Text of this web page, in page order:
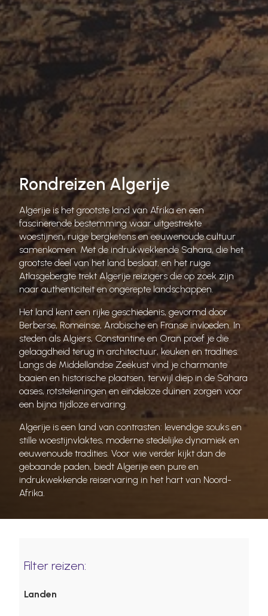
Rondreizen Algerije
Algerije is het grootste land van Afrika en een
fascinerende bestemming waar uitgestrekte
woestijnen, ruige bergketens en eeuwenoude cultuur
samenkomen. Met de indrukwekkende Sahara, die het
grootste deel van het land beslaat, en het ruige
Atlasgebergte trekt Algerije reizigers die op zoek zijn
naar authenticiteit en ongerepte landschappen.
Het land kent een rijke geschiedenis, gevormd door
Berberse, Romeinse, Arabische en Franse invloeden. In
steden als Algiers, Constantine en Oran proef je die
gelaagdheid terug in architectuur, keuken en tradities.
Langs de Middellandse Zeekust vind je charmante
baaien en historische plaatsen, terwijl diep in de Sahara
oases, rotstekeningen en eindeloze duinen zorgen voor
een bijna tijdloze ervaring.
Algerije is een land van contrasten: levendige souks en
stille woestijnvlaktes, moderne stedelijke dynamiek en
eeuwenoude tradities. Voor wie verder kijkt dan de
gebaande paden, biedt Algerije een pure en
indrukwekkende reiservaring in het hart van Noord-
Afrika.
Filter reizen:
Landen